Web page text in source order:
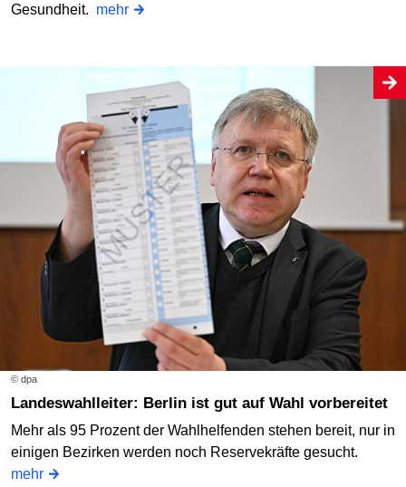
Gesundheit. mehr
© dpa
Landeswahlleiter: Berlin ist gut auf Wahl vorbereitet
Mehr als 95 Prozent der Wahlhelfenden stehen bereit, nur in
einigen Bezirken werden noch Reservekräfte gesucht.
mehr